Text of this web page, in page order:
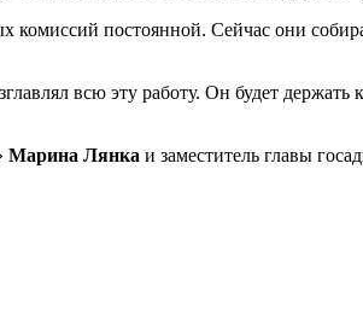
комиссий постоянной. Сейчас они
всю эту работу. Он будет
Марина Лянка и заместитель главы